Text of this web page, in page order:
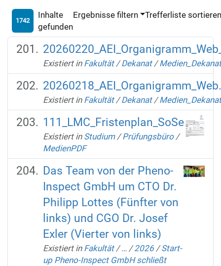
1742
Inhalte
gefunden
Ergebnisse filtern Trefferliste
Existiert in Fakultät /Dekanat /Medien_Dekanat
Existiert in Fakultät /Dekanat /Medien_Dekanat
111_LMC_Fristenplan_SoSe
Existiert in Studium /Prüfungsbüro /
MedienPDF
Das Team von der Pheno-
Inspect GmbH um CTO Dr.
Philipp Lottes (Fünfter von
links) und CGO Dr. Josef
Exler (Vierter von links)
Existiert in Fakultät /… /2026 /Start-
up Pheno-Inspect GmbH schließt